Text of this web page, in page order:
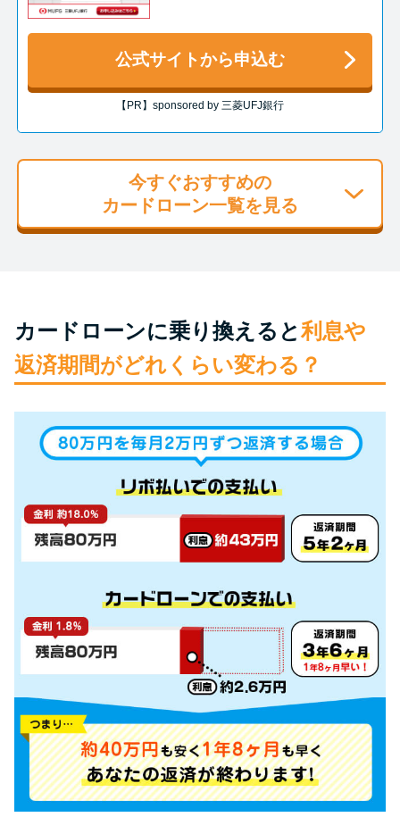
街金とは？絶対審査通る？借金
に悩む人へ街金をおすすめしな
い理由
質屋でお金を借りるには？年利
やシステムをカードローンと比
較
学生がお金を借りる方法は？親
へのバレにくさや将来への影響
を解説
ソフト闇金とは？悪質な手口に
は要注意！
090金融（闇金）からお金を借り
てはいけない理由と借りた場合
申し込みブラックとは?判断の目
安や審査に通らない理由
ブラックでもお金を借りるに
は？3つの判断基準と工面法
アコムはブラックでも審査に通
る？ 自分がブラックか確かめる
公式サイトから申込む
【PR】sponsored by 三菱UFJ銀行
今すぐおすすめの
カードローン一覧を見る
カードローンに乗り換えると利息や
返済期間がどれくらい変わる？